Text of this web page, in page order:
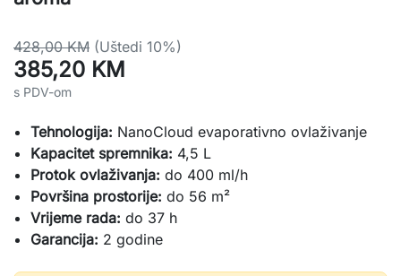
428,00 KM (Uštedi 10%)
385,20 KM
s PDV-om
Tehnologija: NanoCloud evaporativno ovlaživanje
Kapacitet spremnika: 4,5 L
Protok ovlaživanja: do 400 ml/h
Površina prostorije: do 56 m²
Vrijeme rada: do 37 h
Garancija: 2 godine